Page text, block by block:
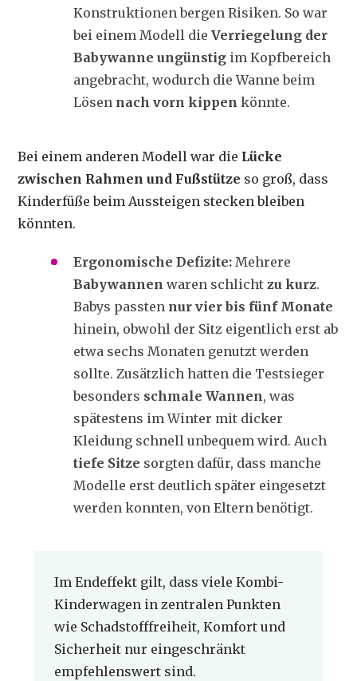
Konstruktionen bergen Risiken. So war
bei einem Modell dieVerriegelung der
Babywanne ungünstig im Kopfbereich
angebracht, wodurch die Wanne beim
Lösen nach vorn kippenkönnte.
Bei einem anderen Modell war die Lücke
zwischen Rahmen und Fußstütze so groß, dass
Kinderfüße beim Aussteigen stecken bleiben
könnten.
Ergonomische Defizite: Mehrere
Babywannenwaren schlicht zu kurz.
Babys passten nur vier bis fünf Monate
hinein, obwohl der Sitz eigentlich erst ab
etwa sechs Monaten genutzt werden
sollte. Zusätzlich hatten die Testsieger
besonders schmale Wannen, was
spätestens im Winter mit dicker
Kleidung schnell unbequem wird. Auch
tiefe Sitze sorgten dafür, dass manche
Modelle erst deutlich später eingesetzt
werden konnten, von Eltern benötigt.
Im Endeffekt gilt, dass viele Kombi-
Kinderwagen in zentralen Punkten
wie Schadstofffreiheit, Komfort und
Sicherheit nur eingeschränkt
empfehlenswert sind.